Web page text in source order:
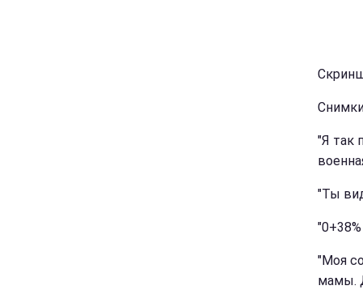
"Я так
"Ты
"Моя
мамы.